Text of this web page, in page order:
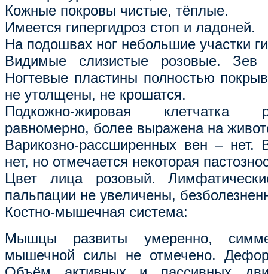
Кожные покровы чистые, тёплые.
Имеется гипергидроз стоп и ладоней.
На подошвах ног небольшие участки
Видимые слизистые розовые. Зев
Ногтевые пластины полностью
не утолщены, не крошатся.
Подкожно-жировая клетчатка
равномерно, более выражена на
Варикозно-рассширенных вен – нет.
нет, но отмечается некоторая
Цвет лица розовый.
пальпации не увеличены,
Костно-мышечная система:
Мышцы развиты умеренно,
мышечной силы не отмечено.